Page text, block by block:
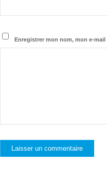
Enregistrer mon nom, mon e-